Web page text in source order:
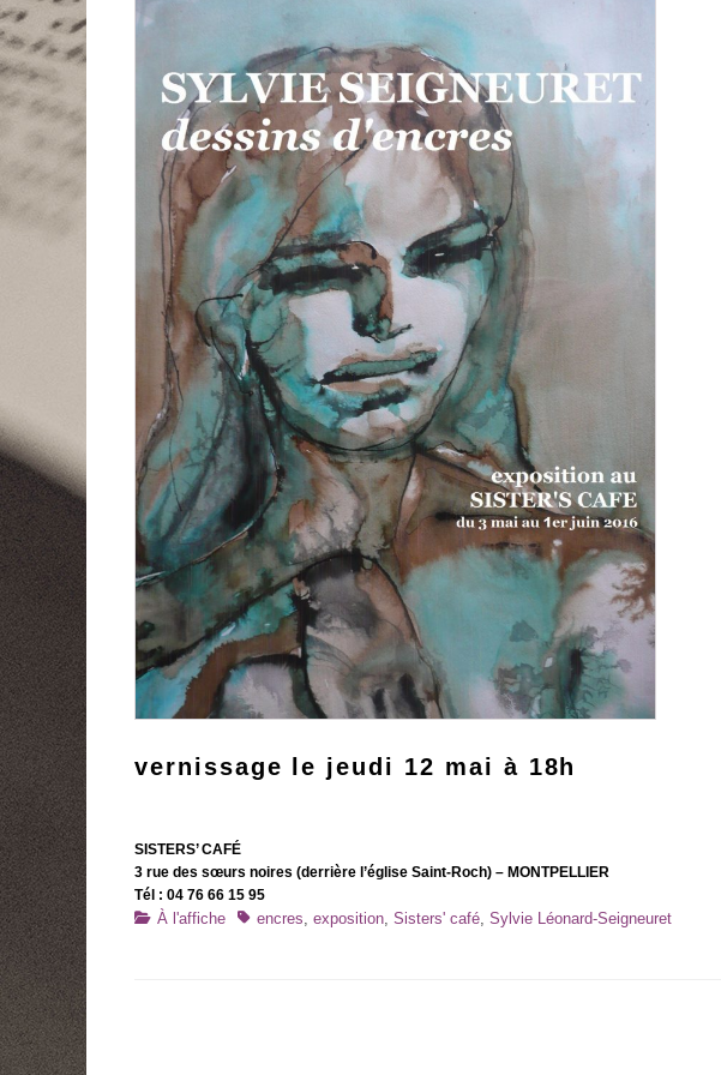
vernissage le jeudi 12 mai à 18h
SISTERS’ CAFÉ
3 rue des sœurs noires (derrière l’église Saint-Roch) – MONTPELLIER
Tél : 04 76 66 15 95
Catégories
À l'affiche Tagsencres exposition Sisters' café Sylvie Léonard-Seigneuret